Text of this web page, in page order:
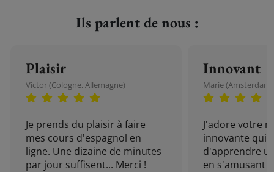
Ils parlent de nous :
Plaisir
Victor (Cologne, Allemagne)
Je prends du plaisir à faire
mes cours d'espagnol en
ligne. Une dizaine de minutes
par jour suffisent... Merci !
Innovant
Marie (Amsterdam,
J'adore votre
innovante qui
d'apprendre
en s'amusant !